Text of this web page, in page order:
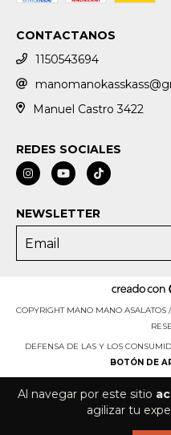
Al navegar por este sitio
agilizar tu
CONTACTANOS
1150543694
Manuel Castro 3422
REDES SOCIALES
NEWSLETTER
COPYRIGHT MANO MANO ASALATOS
DEFENSA DE LAS Y LOS
BOTÓN DE